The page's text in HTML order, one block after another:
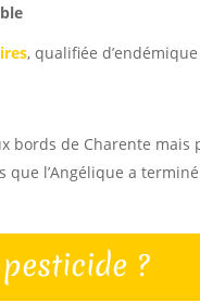
, qualifiée
bords de Charente mais
l’Angélique a
?